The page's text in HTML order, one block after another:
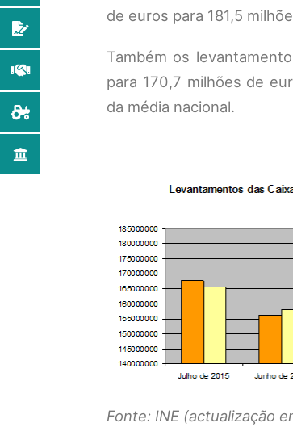
de euros para 181,5
Também os
para 170,7 milhões de
da média nacional.
Fonte: INE (actualização